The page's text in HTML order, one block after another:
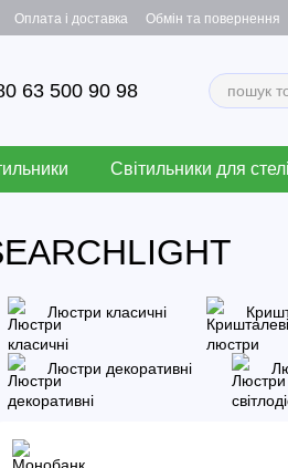
Оплата і доставка Обмін та повернення
63 500 90 98
Світильники для стелі
Люстри класичні
Люстри декоративні